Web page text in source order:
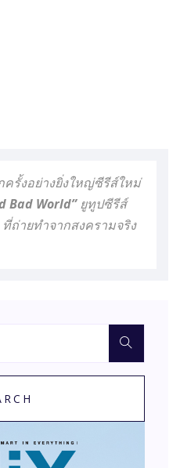
ครั้งอย่างยิ่งใหญ่ซีรีส์ใหม่
Bad World” ยูทูปซีรีส์
ถ่ายทำจากสงครามจริง